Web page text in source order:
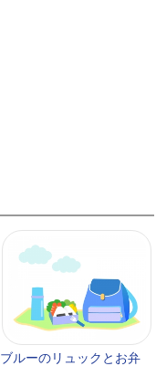
ブルーのリュックとお弁